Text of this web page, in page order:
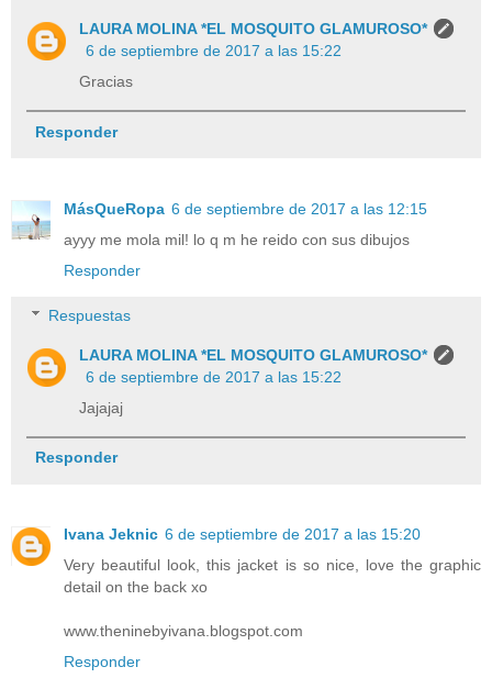
LAURA MOLINA *EL MOSQUITO GLAMUROSO*
6 de septiembre de 2017 a las 15:22
Gracias
Responder
MásQueRopa 6 de septiembre de 2017 a las 12:15
ayyy me mola mil! lo q m he reido con sus dibujos
Responder
Respuestas
LAURA MOLINA *EL MOSQUITO GLAMUROSO*
6 de septiembre de 2017 a las 15:22
Jajajaj
Responder
Ivana Jeknic 6 de septiembre de 2017 a las 15:20
Very beautiful look, this jacket is so nice, love the graphic
detail on the back xo
www.theninebyivana.blogspot.com
Responder